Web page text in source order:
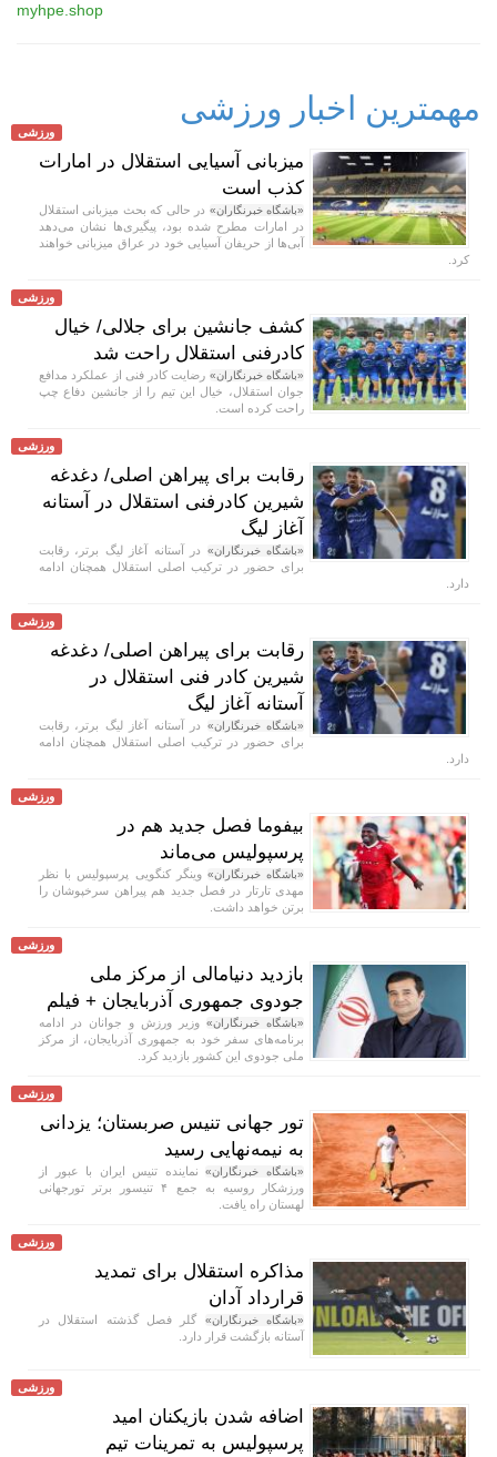
myhpe.shop
مهمترین اخبار ورزشی
ورزشی
میزبانی آسیایی استقلال در امارات
کذب است
«باشگاه خبرنگاران» در حالی که بحث میزبانی استقلال
در امارات مطرح شده بود، پیگیری‌ها نشان می‌دهد
آبی‌ها از حریفان آسیایی خود در عراق میزبانی خواهند
کرد.
ورزشی
کشف جانشین برای جلالی/ خیال
کادرفنی استقلال راحت شد
«باشگاه خبرنگاران» رضایت کادر فنی از عملکرد مدافع
جوان استقلال، خیال این تیم را از جانشین دفاع چپ
راحت کرده است.
ورزشی
رقابت برای پیراهن اصلی/ دغدغه
شیرین کادرفنی استقلال در آستانه
آغاز لیگ
«باشگاه خبرنگاران» در آستانه آغاز لیگ برتر، رقابت
برای حضور در ترکیب اصلی استقلال همچنان ادامه
دارد.
ورزشی
رقابت برای پیراهن اصلی/ دغدغه
شیرین کادر فنی استقلال در
آستانه آغاز لیگ
«باشگاه خبرنگاران» در آستانه آغاز لیگ برتر، رقابت
برای حضور در ترکیب اصلی استقلال همچنان ادامه
دارد.
ورزشی
بیفوما فصل جدید هم در
پرسپولیس می‌ماند
«باشگاه خبرنگاران» وینگر کنگویی پرسپولیس با نظر
مهدی تارتار در فصل جدید هم پیراهن سرخپوشان را
برتن خواهد داشت.
ورزشی
بازدید دنیامالی از مرکز ملی
جودوی جمهوری آذربایجان + فیلم
«باشگاه خبرنگاران» وزیر ورزش و جوانان در ادامه
برنامه‌های سفر خود به جمهوری آذربایجان، از مرکز
ملی جودوی این کشور بازدید کرد.
ورزشی
تور جهانی تنیس صربستان؛ یزدانی
به نیمه‌نهایی رسید
«باشگاه خبرنگاران»نماینده تنیس ایران با عبور از
ورزشکار روسیه به جمع ۴ تنیسور برتر تورجهانی
لهستان راه یافت.
ورزشی
مذاکره استقلال برای تمدید
قرارداد آدان
«باشگاه خبرنگاران» گلر فصل گذشته استقلال در
آستانه بازگشت قرار دارد.
ورزشی
اضافه شدن بازیکنان امید
پرسپولیس به تمرینات تیم